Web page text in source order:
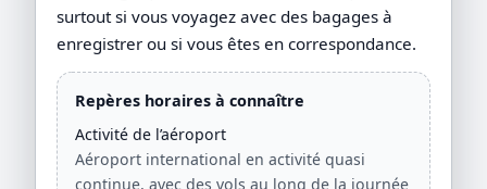
surtout si vous voyagez avec des bagages à
enregistrer ou si vous êtes en correspondance.
Repères horaires à connaître
Activité de l’aéroport
Aéroport international en activité quasi
continue, avec des vols au long de la journée